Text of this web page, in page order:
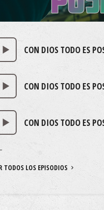
CON DIOS TODO ES
CON DIOS TODO ES
CON DIOS TODO ES
TODOS LOS EPISODIOS